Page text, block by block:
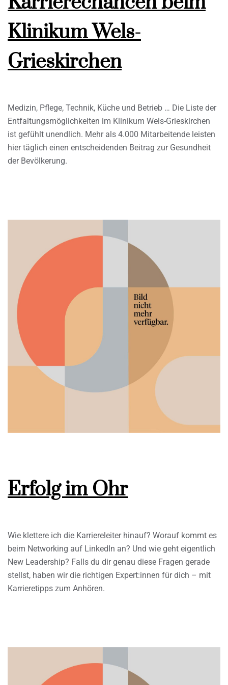
Klinikum Wels-
Grieskirchen
Medizin, Pflege, Technik, Küche und Betrieb … Die Liste der
Entfaltungsmöglichkeiten im Klinikum Wels-Grieskirchen
ist gefühlt unendlich. Mehr als 4.000 Mitarbeitende leisten
hier täglich einen entscheidenden Beitrag zur Gesundheit
der Bevölkerung.
Erfolg im Ohr
Wie klettere ich die Karriereleiter hinauf? Worauf kommt es
beim Networking auf LinkedIn an? Und wie geht eigentlich
New Leadership? Falls du dir genau diese Fragen gerade
stellst, haben wir die richtigen Expert:innen für dich – mit
Karrieretipps zum Anhören.